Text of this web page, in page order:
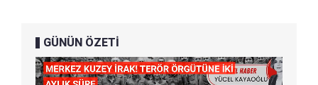
GÜNÜN ÖZETİ